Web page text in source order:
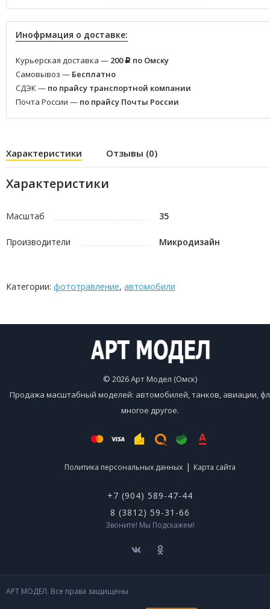
Инофрмация о доставке:
Курьерская доставка — 200 Р по Омску
Самовывоз — Бесплатно
СДЭК — по прайсу транспортной компании
Почта России — по прайсу Почты России
Характеристики Отзывы (0)
Характеристики
Масштаб 35
Производители Микродизайн
Категории: фототравление, автомобили
© 2026 Арт Модел (Омск)
Продажа масштабный моделей: автомобилей, танков, авиации,
многое другое.
Политика персональных данных | Карта сайта
+7 (904) 589-47-44
8 (3812) 59-31-66
Звоните! Мы Подскажем!
АРТ МОДЕЛ. Все права защищены